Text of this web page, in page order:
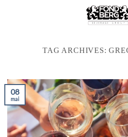
TAG ARCHIVES:
08
mai